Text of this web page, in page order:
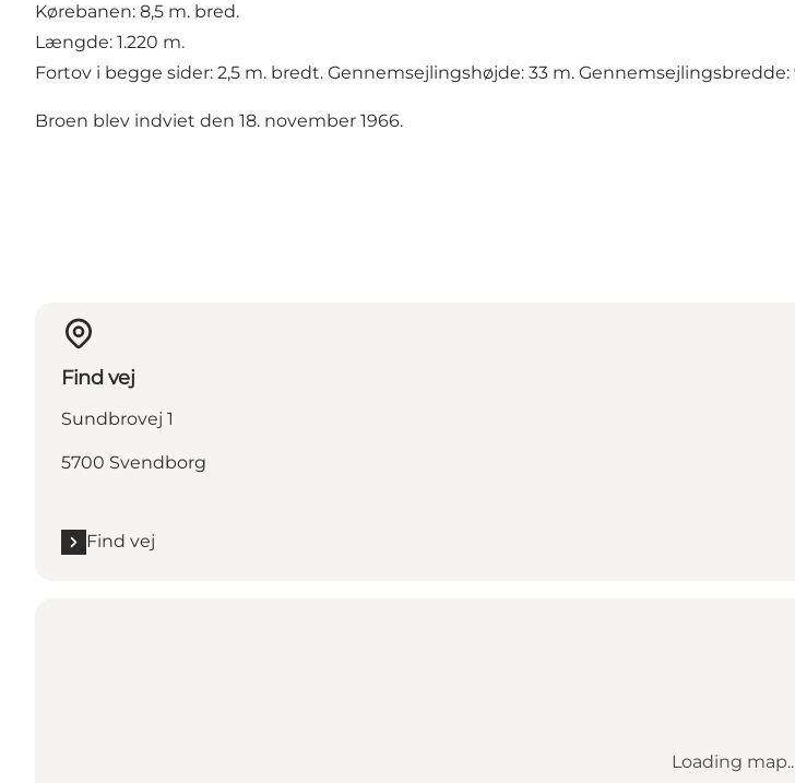
Kørebanen: 8,5 m. bred.
Længde: 1.220 m.
Fortov i begge sider: 2,5 m. bredt. Gennemsejlingshøjde: 33 m. Gennemsejlingsbredde:
Broen blev indviet den 18. november 1966.
Find vej
Sundbrovej 1
5700 Svendborg
Find vej
Loading